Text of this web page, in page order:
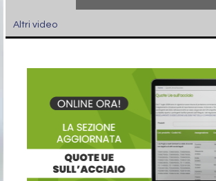
Altri video